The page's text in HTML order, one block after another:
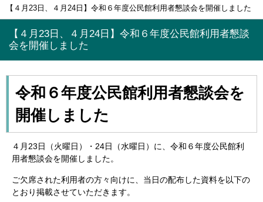
【４月23日、４月24日】令和６年度公民館利用者懇談会を開催しました
【４月23日、４月24日】令和６年度公民館利用者懇談
会を開催しました
令和６年度公民館利用者懇談会を
開催しました
４月23日（火曜日）・24日（水曜日）に、令和６年度公民館利
用者懇談会を開催しました。
ご欠席された利用者の方々向けに、当日の配布した資料を以下の
とおり掲載させていただきます。